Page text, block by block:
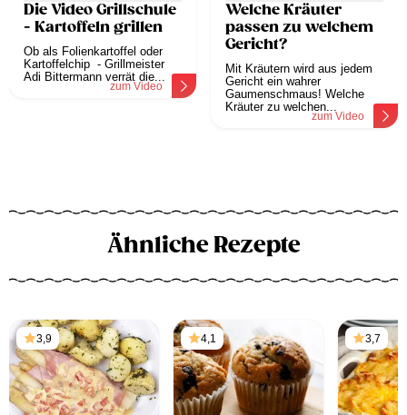
Die Video Grillschule
- Kartoffeln grillen
Ob als Folienkartoffel oder
Kartoffelchip - Grillmeister
Adi Bittermann verrät die...
zum Video
Welche Kräuter
passen zu welchem
Gericht?
Mit Kräutern wird aus jedem
Gericht ein wahrer
Gaumenschmaus! Welche
Kräuter zu welchen...
zum Video
Ähnliche Rezepte
3,9 4,1 3,7